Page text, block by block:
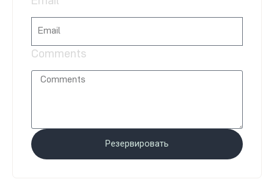
Comments
Резервировать